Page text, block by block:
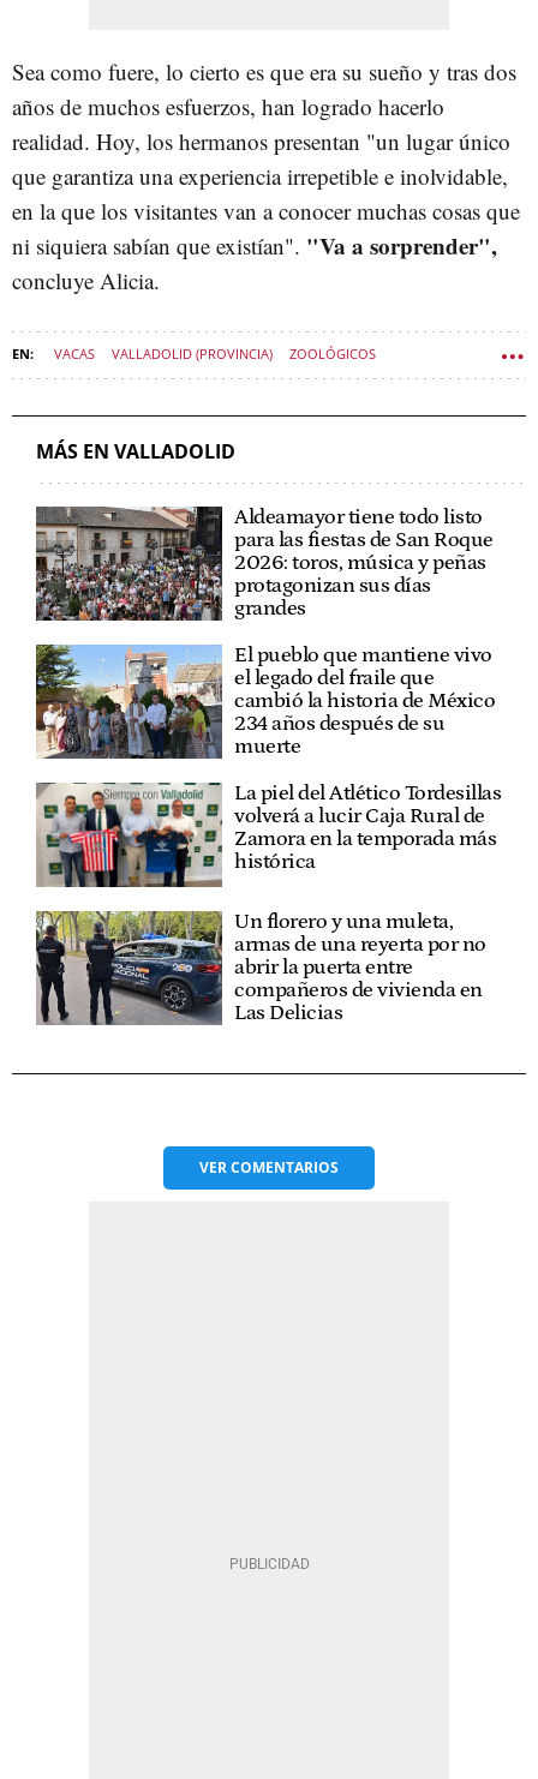
Sea como fuere, lo cierto es que era su sueño y tras dos
años de muchos esfuerzos, han logrado hacerlo
realidad. Hoy, los hermanos presentan "un lugar único
que garantiza una experiencia irrepetible e inolvidable,
en la que los visitantes van a conocer muchas cosas que
ni siquiera sabían que existían". "Va a sorprender",
concluye Alicia.
VACAS VALLADOLID (PROVINCIA) ZOOLÓGICOS
MÁS EN VALLADOLID
Aldeamayor tiene todo listo
para las fiestas de San Roque
2026: toros, música y peñas
protagonizan sus días
grandes
El pueblo que mantiene vivo
el legado del fraile que
cambió la historia de México
234 años después de su
muerte
La piel del Atlético Tordesillas
volverá a lucir Caja Rural de
Zamora en la temporada más
histórica
Un florero y una muleta,
armas de una reyerta por no
abrir la puerta entre
compañeros de vivienda en
Las Delicias
VERCOMENTARIOS